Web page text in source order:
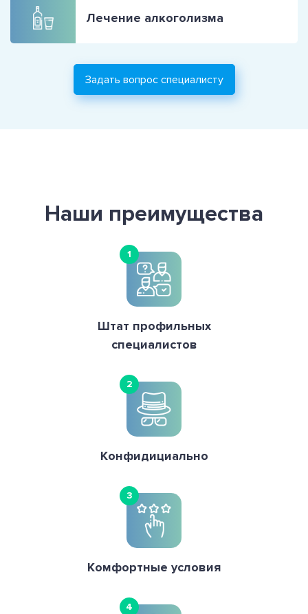
Лечение алкоголизма
Задать вопрос специалисту
Наши преимущества
1
Штат профильных
специалистов
2
Конфидициально
3
Комфортные условия
4